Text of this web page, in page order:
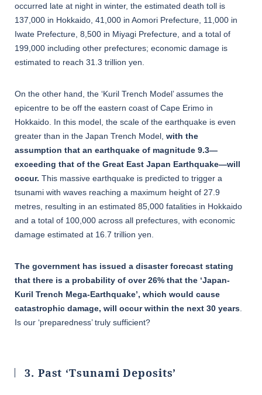
occurred late at night in winter, the estimated death toll is
137,000 in Hokkaido, 41,000 in Aomori Prefecture, 11,000 in
Iwate Prefecture, 8,500 in Miyagi Prefecture, and a total of
199,000 including other prefectures; economic damage is
estimated to reach 31.3 trillion yen.
On the other hand, the ‘Kuril Trench Model’ assumes the
epicentre to be off the eastern coast of Cape Erimo in
Hokkaido. In this model, the scale of the earthquake is even
greater than in the Japan Trench Model, with the
assumption that an earthquake of magnitude 9.3—
exceeding that of the Great East Japan Earthquake—will
occur. This massive earthquake is predicted to trigger a
tsunami with waves reaching a maximum height of 27.9
metres, resulting in an estimated 85,000 fatalities in Hokkaido
and a total of 100,000 across all prefectures, with economic
damage estimated at 16.7 trillion yen.
The government has issued a disaster forecast stating
that there is a probability of over 26% that the ‘Japan-
Kuril Trench Mega-Earthquake’, which would cause
catastrophic damage, will occur within the next 30 years
Is our ‘preparedness’ truly sufficient?
3. Past ‘Tsunami Deposits’